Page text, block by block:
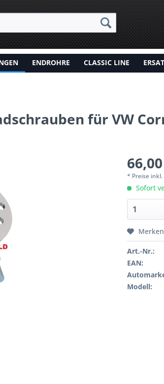
ENDROHRE CLASSIC LINE
für VW
* Preise
Sofort
Merken
Art.-Nr.:
EAN:
Modell: